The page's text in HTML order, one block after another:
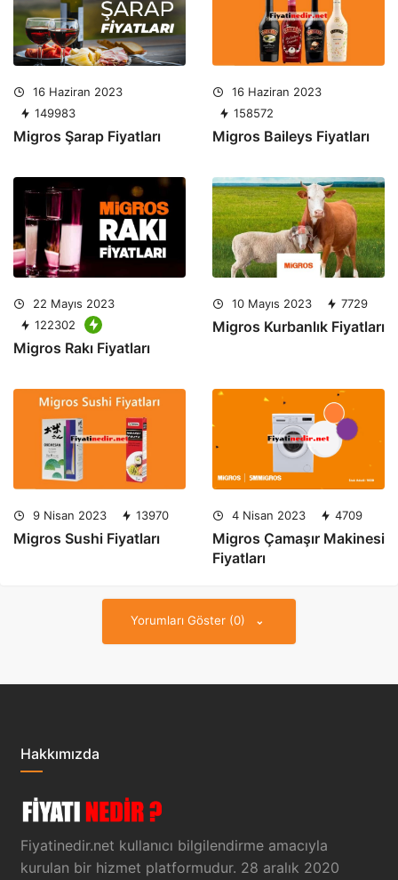
16 Haziran 2023
149983
Migros Şarap Fiyatları
16 Haziran 2023
158572
Migros Baileys Fiyatları
22 Mayıs 2023
122302
Migros Rakı Fiyatları
10 Mayıs 2023 7729
Migros Kurbanlık Fiyatları
9 Nisan 2023 13970
Migros Sushi Fiyatları
4 Nisan 2023 4709
Migros Çamaşır Makinesi
Fiyatları
Yorumları Göster (0)
Hakkımızda
Fiyatinedir.net kullanıcı bilgilendirme amacıyla
kurulan bir hizmet platformudur. 28 aralık 2020